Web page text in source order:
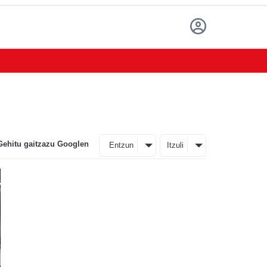
gaitzazu Googlen Entzun Itzuli